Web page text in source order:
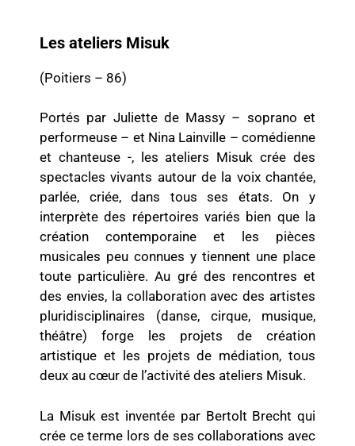
Les ateliers Misuk
(Poitiers – 86)
Portés par Juliette de Massy – soprano et
performeuse – et Nina Lainville – comédienne
et chanteuse -, les ateliers Misuk crée des
spectacles vivants autour de la voix chantée,
parlée, criée, dans tous ses états. On y
interprète des répertoires variés bien que la
création contemporaine et les pièces
musicales peu connues y tiennent une place
toute particulière. Au gré des rencontres et
des envies, la collaboration avec des artistes
pluridisciplinaires (danse, cirque, musique,
théâtre) forge les projets de création
artistique et les projets de médiation, tous
deux au cœur de l’activité des ateliers Misuk.
La Misuk est inventée par Bertolt Brecht qui
crée ce terme lors de ses collaborations avec